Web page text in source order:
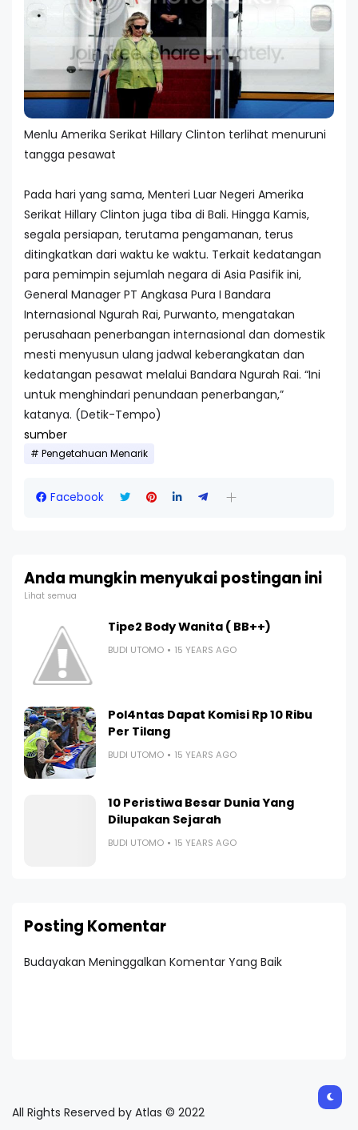
Menlu Amerika Serikat Hillary Clinton terlihat menuruni
tangga pesawat
Pada hari yang sama, Menteri Luar Negeri Amerika
Serikat Hillary Clinton juga tiba di Bali. Hingga Kamis,
segala persiapan, terutama pengamanan, terus
ditingkatkan dari waktu ke waktu. Terkait kedatangan
para pemimpin sejumlah negara di Asia Pasifik ini,
General Manager PT Angkasa Pura I Bandara
Internasional Ngurah Rai, Purwanto, mengatakan
perusahaan penerbangan internasional dan domestik
mesti menyusun ulang jadwal keberangkatan dan
kedatangan pesawat melalui Bandara Ngurah Rai. “Ini
untuk menghindari penundaan penerbangan,”
katanya. (Detik-Tempo)
sumber
Pengetahuan Menarik
Facebook
Anda mungkin menyukai postingan ini
Lihat semua
Tipe2 Body Wanita ( BB++)
BUDI UTOMO 15 YEARS AGO
Pol4ntas Dapat Komisi Rp 10 Ribu
Per Tilang
BUDI UTOMO 15 YEARS AGO
10 Peristiwa Besar Dunia Yang
Dilupakan Sejarah
BUDI UTOMO 15 YEARS AGO
Posting Komentar
Budayakan Meninggalkan Komentar Yang Baik
All Rights Reserved by Atlas © 2022